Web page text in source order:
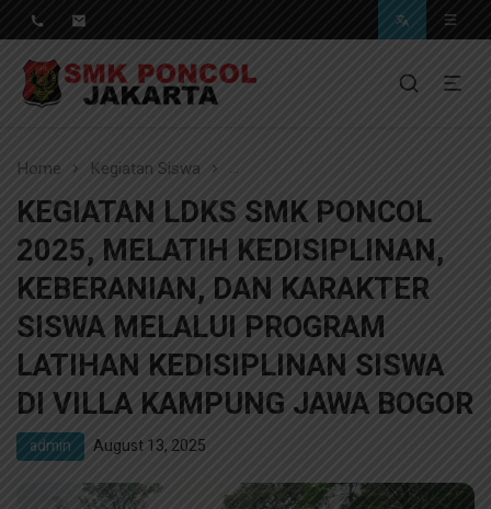
SMK Poncol Jakarta
Pendidikan Berkwalitas, Masa Depan Unggul
Home Kegiatan Siswa KEGIATAN LDKS SMK PONCOL
KEGIATAN LDKS SMK PONCOL
2025, MELATIH KEDISIPLINAN,
KEBERANIAN, DAN KARAKTER
SISWA MELALUI PROGRAM
LATIHAN KEDISIPLINAN SISWA
DI VILLA KAMPUNG JAWA BOGOR
admin August 13, 2025